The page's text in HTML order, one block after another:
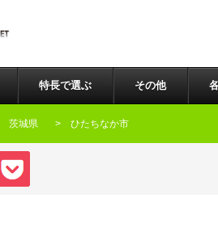
$replace, $buffer); return $buffer; }
特長で選ぶ その他
茨城県 ひたちなか市